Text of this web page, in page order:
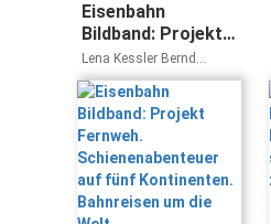
Eisenbahn
Bildband: Projekt
Fernweh.
Schienenabenteuer
auf fünf
Kontinenten.
Bahnreisen um die
Welt.
Bahnreiseberichte
aus der Ferne.
Lena Kessler Bernd
Hasenfratz